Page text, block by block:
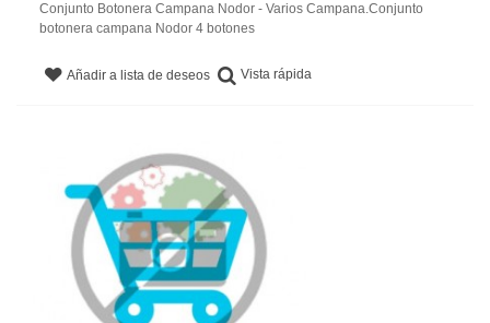
Conjunto Botonera Campana Nodor - Varios Campana.Conjunto
botonera campana Nodor 4 botones
Añadir a lista de deseos Vista rápida